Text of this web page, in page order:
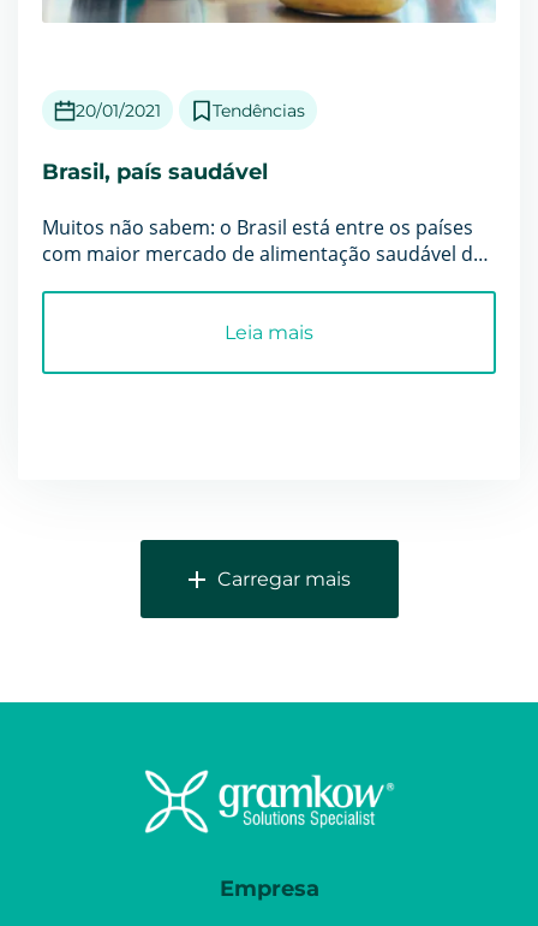
20/01/2021 Tendências
Brasil, país saudável
Muitos não sabem: o Brasil está entre os países
com maior mercado de alimentação saudável do
Leia mais
Carregar mais
Empresa